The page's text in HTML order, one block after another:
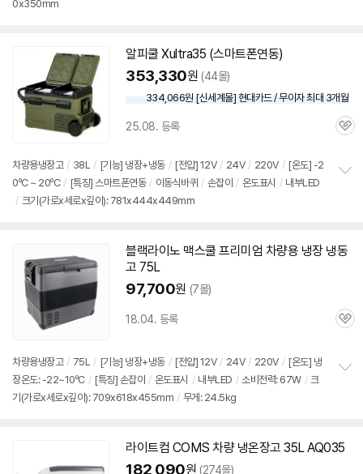
0x350mm
알피쿨 Xultra35 (스마트폰연동)
353,330원 (44몰)
334,066원 [신세계몰] 현대카드 / 무이자 최대 3개월
25.08. 등록
관
차량용냉장고 / 38L / [기능] 냉장+냉동 / [전압] 12V / 24V / 220V / [온도] -2
0ºC ~ 20ºC / [특징] 스마트폰연동 / 이동식바퀴 / 손잡이 / 온도표시 / 내부LED
/ 크기(가로x세로x깊이): 781x444x449mm
기
블랙라이노 맥스쿨 프리미엄 차량용 냉장 냉동
고 75L
97,700원 (7몰)
18.04. 등록
관
차량용냉장고 / 75L / [기능] 냉장+냉동 / [전압] 12V / 24V / 220V / [온도] 냉
장온도: -22~10ºC / [특징] 손잡이 / 온도표시 / 내부LED / 소비전력: 67W / 크
기(가로x세로x깊이): 709x618x455mm / 무게: 24.5kg
라이트컴 COMS 차량 냉온장고 35L AQ035
182,090원 (274몰)